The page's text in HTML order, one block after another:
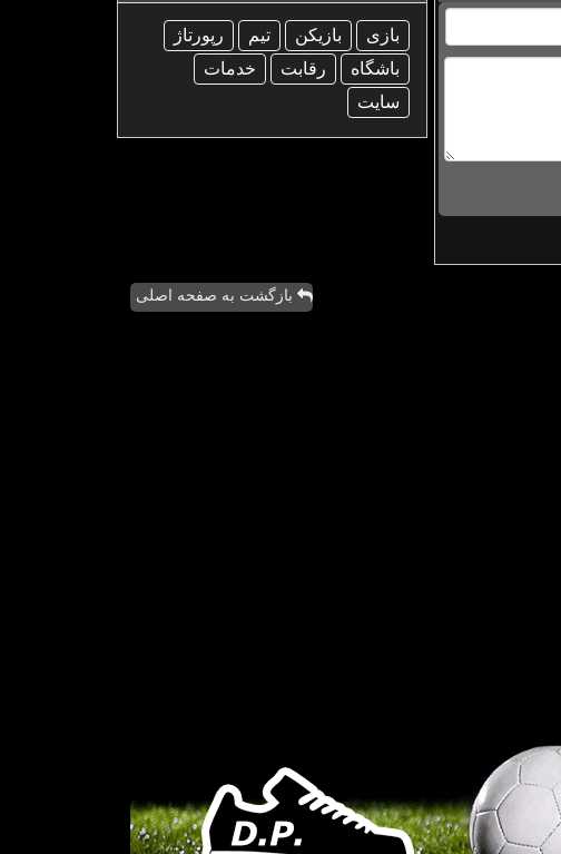
بازی بازیكن تیم
رپورتاژ
باشگاه
رقابت
خدمات
سایت
بازگشت به صفحه اصلی